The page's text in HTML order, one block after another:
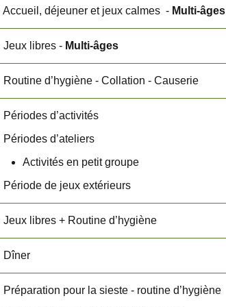
Accueil, déjeuner et jeux calmes - Multi-âges
Jeux libres - Multi-âges
Routine d’hygiène - Collation - Causerie
Périodes d’activités
Périodes d’ateliers
Activités en petit groupe
Période de jeux extérieurs
Jeux libres + Routine d’hygiène
Dîner
Préparation pour la sieste - routine d’hygiène